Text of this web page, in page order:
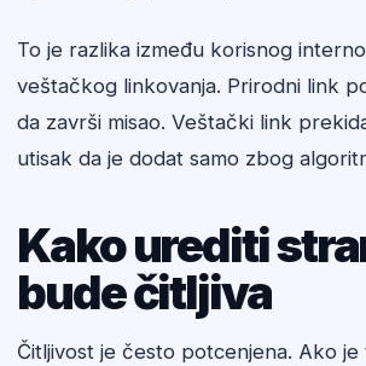
To je razlika između korisnog
veštačkog linkovanja. Prirodni link
da završi misao. Veštački link
utisak da je dodat samo zbog
Kako urediti
bude čitljiva
Čitljivost je često potcenjena. Ako